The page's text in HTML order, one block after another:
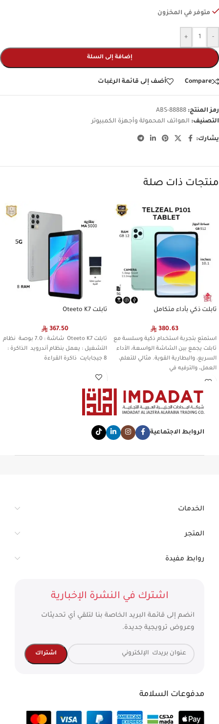
متوفر في المخزون
-
+
إضافة إلى السلة
Compare أضف إلى قائمة الرغبات
رمز المنتج: ABS-88888
التصنيف: الهواتف المحمولة وأجهزة الكمبيوتر
يشارك:
منتجات ذات صلة
تابلت ذكي بأداء متكامل
380.63
استمتع بتجربة استخدام ذكية وسلسة مع
تابلت يجمع بين الشاشة الواسعة، الأداء
السريع، والبطارية القوية. مثالي للتعلم،
العمل، والترفيه في
تابلت Oteeto K7
367.50
تابلت Oteeto K7 شاشة : 7.0 بوصة نظام
التشغيل : يعمل بنظام أندرويد الذاكرة :
8 جيجابايت ذاكرة القراءة
الروابط الاجتماعية
الخدمات
المتجر
روابط مفيدة
اشترك في النشرة الإخبارية
انضم إلى قائمة البريد الخاصة بنا لتلقي أي تحديثات
وعروض ترويجية جديدة.
مدفوعات السلامة